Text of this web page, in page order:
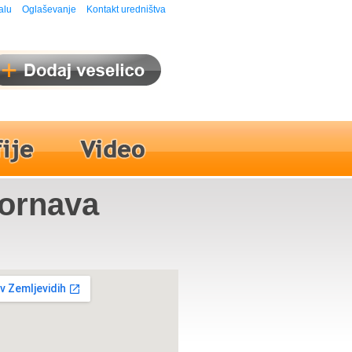
Oglaševanje Kontakt uredništva